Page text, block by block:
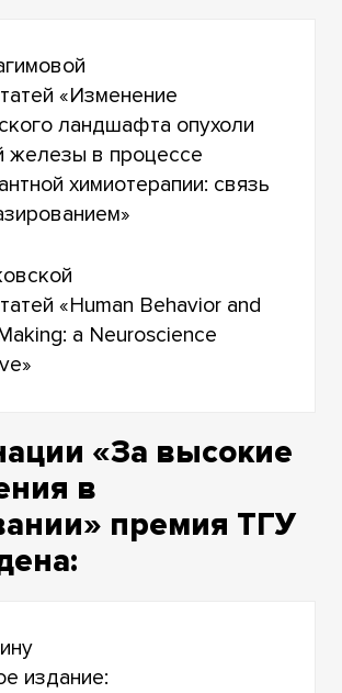
«Изменение
ландшафта опухоли
железы в процессе
химиотерапии: связь
«Human Behavior and
a Neuroscience
«За высокие
в
премия ТГУ
издание: